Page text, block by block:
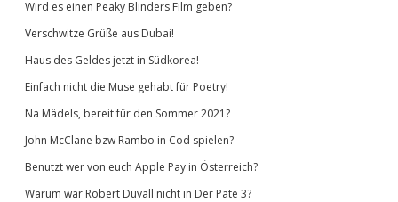
Wird es einen Peaky Blinders Film geben?
Verschwitze Grüße aus Dubai!
Haus des Geldes jetzt in Südkorea!
Einfach nicht die Muse gehabt für Poetry!
Na Mädels, bereit für den Sommer 2021?
John McClane bzw Rambo in Cod spielen?
Benutzt wer von euch Apple Pay in Österreich?
Warum war Robert Duvall nicht in Der Pate 3?